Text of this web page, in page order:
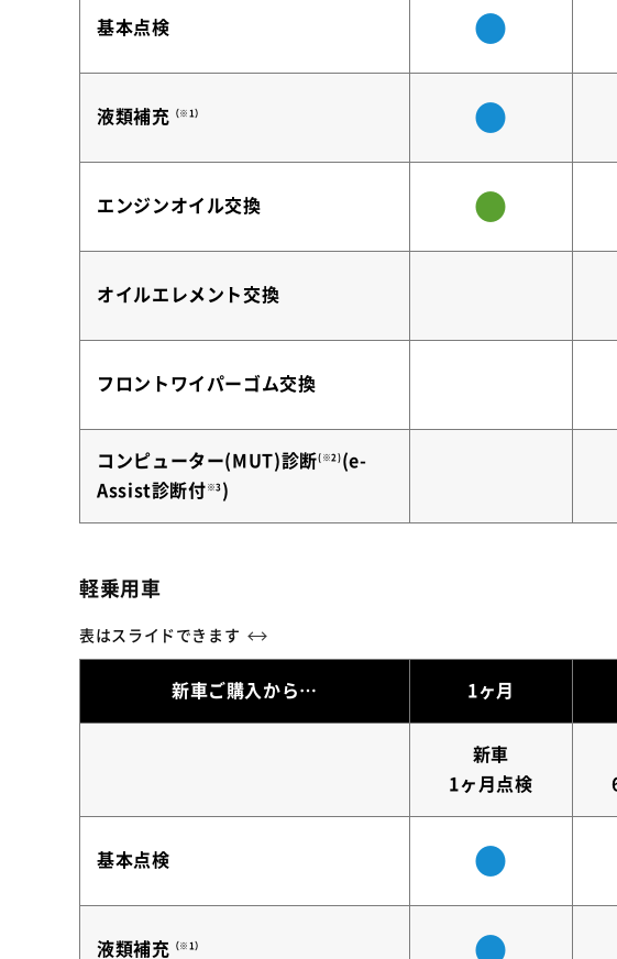
基本点検 ●
液類補充 （※1） ●
エンジンオイル交換 ●
オイルエレメント交換
フロントワイパーゴム交換
コンピューター(MUT)診断(※2) (e-
Assist診断付 ※3 )
軽乗用車
新車ご購入から… 1ヶ月
新車
1ヶ月点検
基本点検 ●
液類補充 （※1） ●